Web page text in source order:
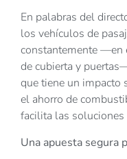
En palabras del
los vehículos de
constantemente —en
de cubierta y
que tiene un impacto
el ahorro de
facilita las
Una apuesta segura